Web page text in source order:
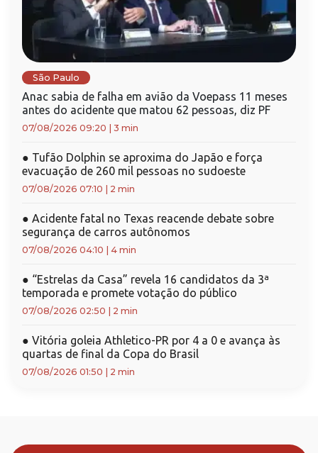
São Paulo
Anac sabia de falha em avião da Voepass 11 meses
antes do acidente que matou 62 pessoas, diz PF
07/08/2026 09:20 3 min
● Tufão Dolphin se aproxima do Japão e força
evacuação de 260 mil pessoas no sudoeste
07/08/2026 07:10 2 min
● Acidente fatal no Texas reacende debate sobre
segurança de carros autônomos
07/08/2026 04:10 4 min
● “Estrelas da Casa” revela 16 candidatos da 3ª
temporada e promete votação do público
07/08/2026 02:50 2 min
● Vitória goleia Athletico-PR por 4 a 0 e avança às
quartas de final da Copa do Brasil
07/08/2026 01:50 2 min